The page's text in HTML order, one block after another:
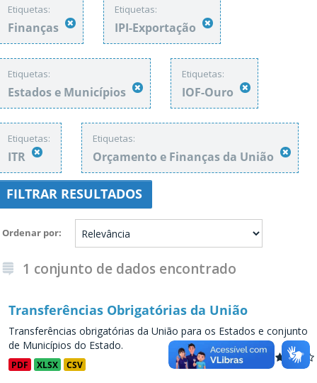
Etiquetas:
Finanças
Etiquetas:
IPI-Exportação
Etiquetas:
Estados e Municípios
Etiquetas:
IOF-Ouro
Etiquetas:
ITR
Etiquetas:
Orçamento e Finanças da União
FILTRAR RESULTADOS
Ordenar por
1 conjunto de dados encontrado
Transferências Obrigatórias da União
Transferências obrigatórias da União para os Estados e conjunto
de Municípios do Estado.
PDF XLSX CSV